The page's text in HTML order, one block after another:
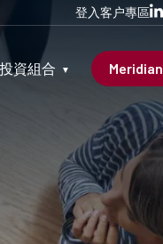
登入客户專區
投資組合 Meridian